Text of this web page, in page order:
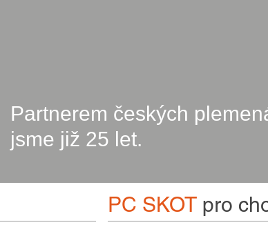
Partnerem českých
jsme již 25 let.
PC SKOT pro